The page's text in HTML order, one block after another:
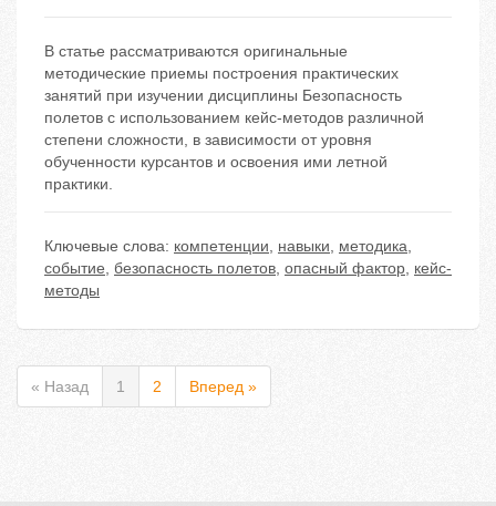
В статье рассматриваются оригинальные
методические приемы построения практических
занятий при изучении дисциплины Безопасность
полетов с использованием кейс-методов различной
степени сложности, в зависимости от уровня
обученности курсантов и освоения ими летной
практики.
Ключевые слова: компетенции, навыки, методика,
событие, безопасность полетов, опасный фактор, кейс-
методы
« Назад 1 2 Вперед »